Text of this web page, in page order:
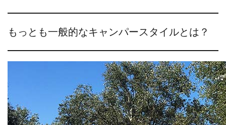
もっとも一般的なキャンパースタイルとは？